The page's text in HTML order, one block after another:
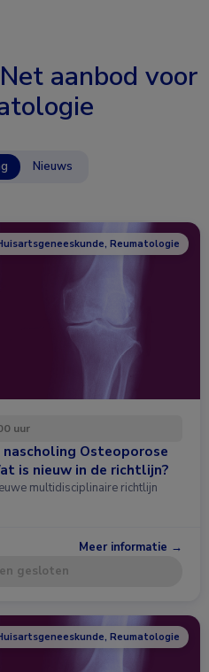
aanbod voor
Nieuws
Reumatologie
uur
Osteoporose
is nieuw in de richtlijn?
multidisciplinaire richtlijn
Meer informatie →
gesloten
Reumatologie